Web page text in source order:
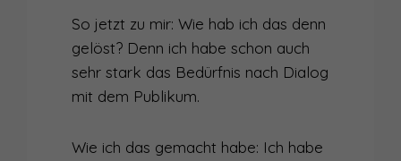
So jetzt zu mir: Wie hab ich das denn
gelöst? Denn ich habe schon auch
sehr stark das Bedürfnis nach Dialog
mit dem Publikum.
Wie ich das gemacht habe: Ich habe